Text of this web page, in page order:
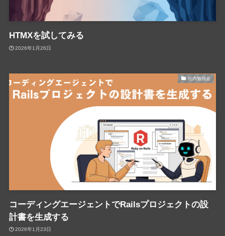
HTMXを試してみる
2026年1月26日
社内勉強会
コーディングエージェントでRailsプロジェクトの設
計書を生成する
2026年1月23日